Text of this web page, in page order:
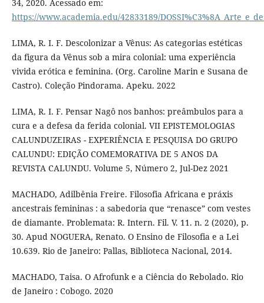
34, 2020. Acessado em:
https://www.academia.edu/42833189/
LIMA, R. I. F. Descolonizar a Vênus: As categorias estéticas
da figura da Vênus sob a mira colonial: uma experiência
vivida erótica e feminina. (Org. Caroline Marin e Susana de
Castro). Coleção Pindorama. Apeku. 2022
LIMA, R. I. F. Pensar Nagô nos banhos: preâmbulos para a
cura e a defesa da ferida colonial. VII EPISTEMOLOGIAS
CALUNDUZEIRAS - EXPERIÊNCIA E PESQUISA DO GRUPO
CALUNDU: EDIÇÃO COMEMORATIVA DE 5 ANOS DA
REVISTA CALUNDU. Volume 5, Número 2, Jul-Dez 2021
MACHADO, Adilbênia Freire. Filosofia Africana e práxis
ancestrais femininas : a sabedoria que “renasce” com vestes
de diamante. Problemata: R. Intern. Fil. V. 11. n. 2 (2020), p.
30. Apud NOGUERA, Renato. O Ensino de Filosofia e a Lei
10.639. Rio de Janeiro: Pallas, Biblioteca Nacional, 2014.
MACHADO, Taisa. O Afrofunk e a Ciência do Rebolado. Rio
de Janeiro : Cobogo. 2020